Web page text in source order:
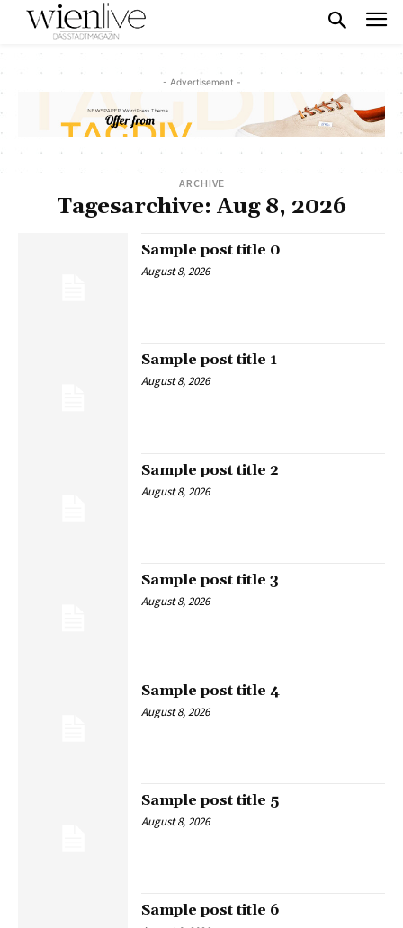
- Advertisement -
ARCHIVE
Tagesarchive: Aug 8, 2026
Sample post title 0
August 8, 2026
Sample post title 1
August 8, 2026
Sample post title 2
August 8, 2026
Sample post title 3
August 8, 2026
Sample post title 4
August 8, 2026
Sample post title 5
August 8, 2026
Sample post title 6